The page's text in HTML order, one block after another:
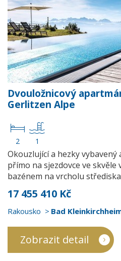
Dvouložnicový
Gerlitzen Alpe
2 1
Okouzlující a hezky
přímo na sjezdovce ve skvěle
bazénem na vrcholu
17 455 410 Kč
Rakousko Bad
Zobrazit detail